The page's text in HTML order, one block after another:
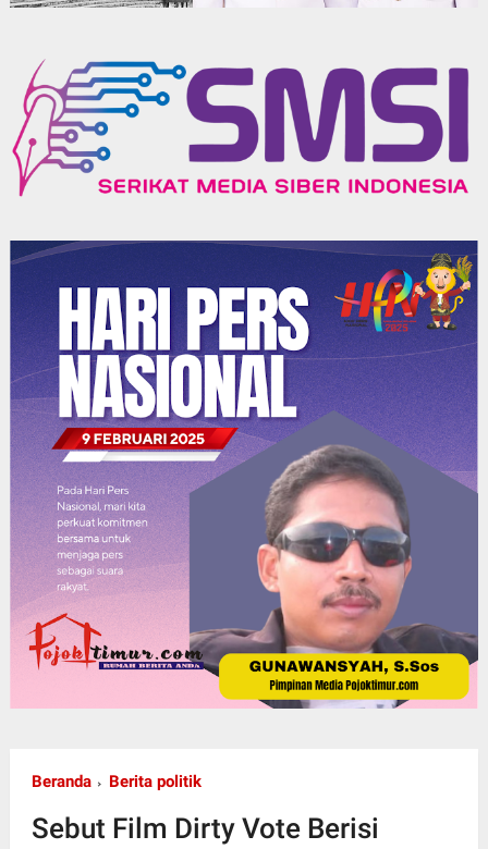
Beranda Berita politik
Sebut Film Dirty Vote Berisi